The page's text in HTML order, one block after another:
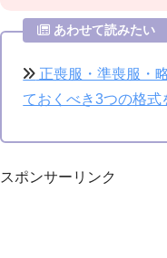
あわせて読みたい
正喪服・準喪服・
ておくべき3つの格式
スポンサーリンク